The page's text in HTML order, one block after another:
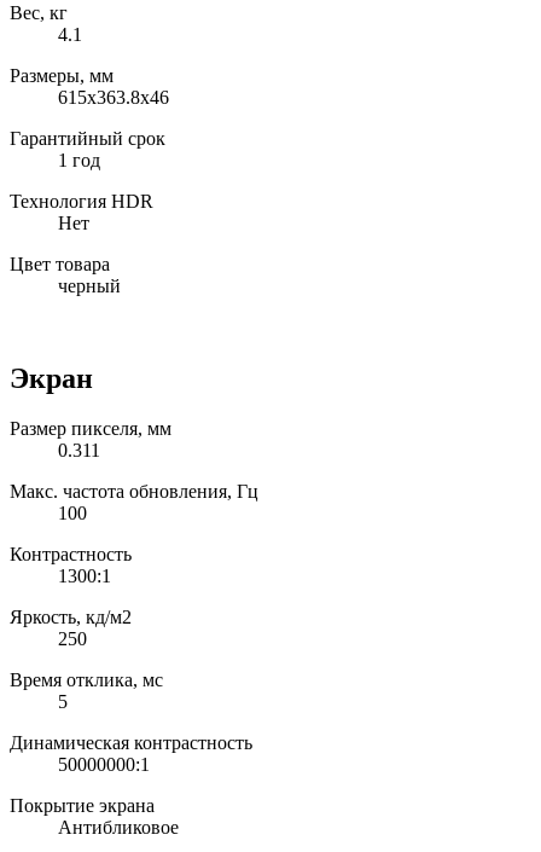
Вес, кг
4.1
Размеры, мм
615х363.8х46
Гарантийный срок
1 год
Технология HDR
Нет
Цвет товара
черный
Экран
Размер пикселя, мм
0.311
Макс. частота обновления, Гц
100
Контрастность
1300:1
Яркость, кд/м2
250
Время отклика, мс
5
Динамическая контрастность
50000000:1
Покрытие экрана
Антибликовое